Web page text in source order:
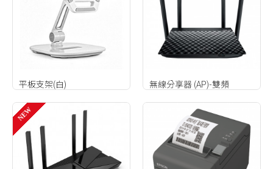
平板支架(白) 無線分享器 (AP)-雙頻
NEW